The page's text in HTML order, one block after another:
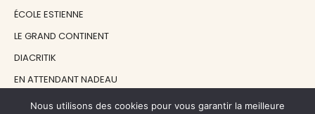
ÉCOLE ESTIENNE
LE GRAND CONTINENT
DIACRITIK
EN ATTENDANT NADEAU
Nous utilisons des cookies pour vous garantir la meilleure